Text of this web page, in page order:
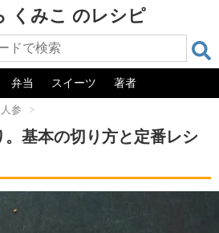
くみこ のレシピ
弁当 スイーツ 著者
人参 >
。基本の切り方と定番レシ